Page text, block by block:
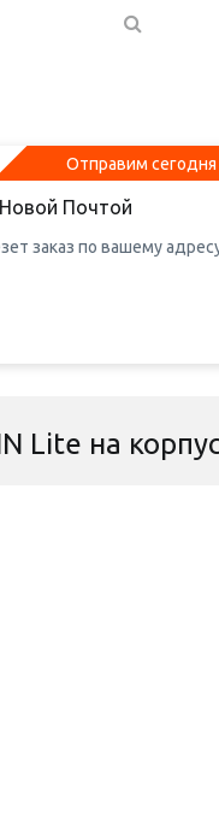
Отправим сегодня
Почтой
заказ по вашему
Lite на